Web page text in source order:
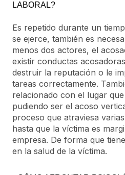
LABORAL?
Es repetido durante un
se ejerce, también es
menos dos actores, el
existir conductas
destruir la reputación o le
tareas correctamente.
relacionado con el lugar
pudiendo ser el acoso
proceso que atraviesa
hasta que la víctima es
empresa. De forma que
en la salud de la víctima.